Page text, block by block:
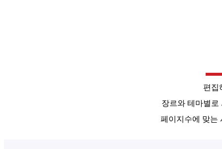
편집
장르와 테마별로
페이지수에 맞는